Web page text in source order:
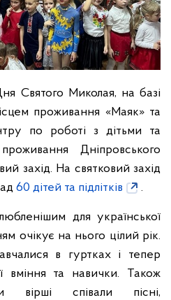
Святого Миколая, на базі
проживання «Маяк» та
по роботі з дітьми та
Дніпровського
захід. На святковий захід
60 дітей та підлітків .
для української
очікує на нього цілий рік.
в гуртках і тепер
вміння та навички. Також
вірші співали пісні,